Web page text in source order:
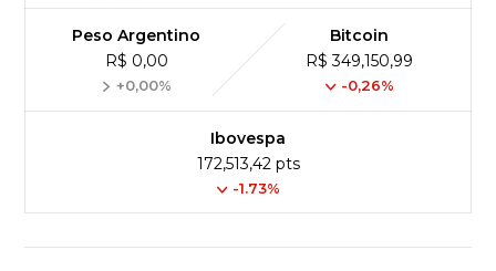
Peso Argentino
R$ 0,00
+0,00%
Bitcoin
R$ 349,150,99
-0,26%
Ibovespa
172,513,42 pts
-1.73%